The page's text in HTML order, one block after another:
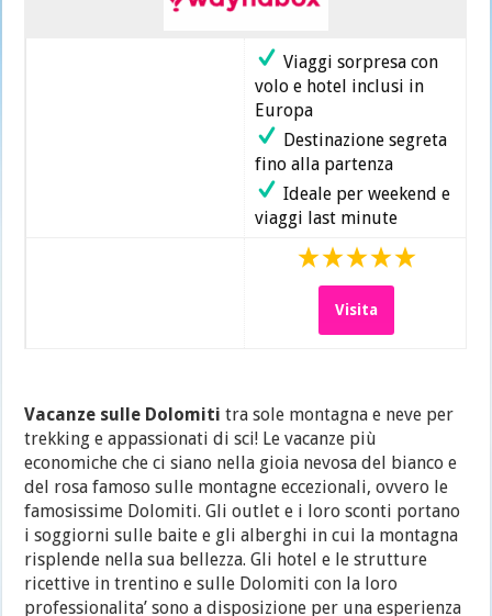
Viaggi sorpresa con
volo e hotel inclusi in
Europa
Destinazione segreta
fino alla partenza
Ideale per weekend e
viaggi last minute
Visita
Vacanze sulle Dolomititra sole montagna e neve per
trekking e appassionati di sci! Le vacanze più
economiche che ci siano nella gioia nevosa del bianco e
del rosa famoso sulle montagne eccezionali, ovvero le
famosissime Dolomiti. Gli outlet e i loro sconti portano
i soggiorni sulle baite e gli alberghi in cui la montagna
risplende nella sua bellezza. Gli hotel e le strutture
ricettive in trentino e sulle Dolomiti con la loro
professionalita’ sono a disposizione per una esperienza